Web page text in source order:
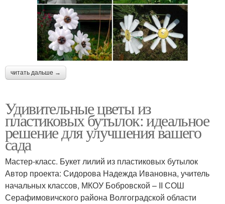
читать дальше →
Удивительные цветы из
пластиковых бутылок: идеальное
решение для улучшения вашего
сада
Мастер-класс. Букет лилий из пластиковых бутылок
Автор проекта: Сидорова Надежда Ивановна, учитель
начальных классов, МКОУ Бобровской – ΙΙ СОШ
Серафимовичского района Волгоградской области